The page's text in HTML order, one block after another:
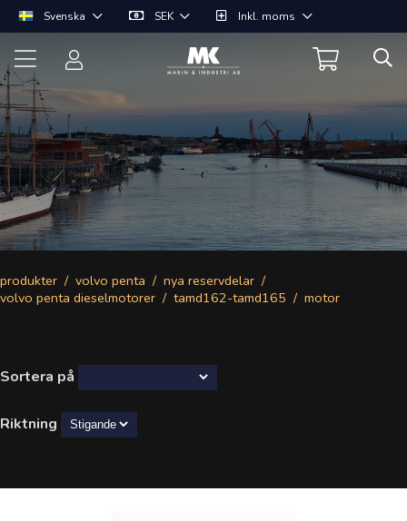
Svenska SEK Inkl. moms
produkter volvo penta
nya reservdelar
volvo penta dieselmotorer
tamd162-tamd165 motor
Sortera på
Riktning